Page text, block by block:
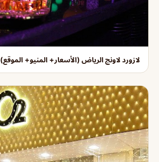
لازورد لاونج الرياض (الأسعار+ المنيو+ الموقع)